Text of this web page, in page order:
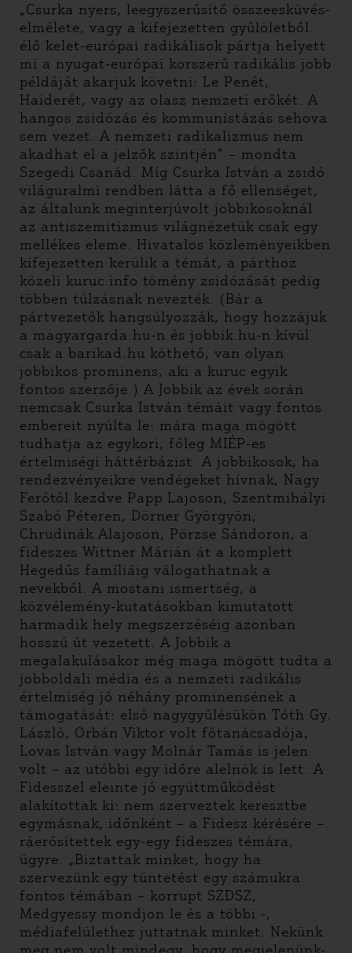
„Csurka nyers, leegyszerűsítő összeesküvés-
elmélete, vagy a kifejezetten gyűlöletből
élő kelet-európai radikálisok pártja helyett
mi a nyugat-európai korszerű radikális jobb
példáját akarjuk követni: Le Penét,
Haiderét, vagy az olasz nemzeti erőkét. A
hangos zsidózás és kommunistázás sehova
sem vezet. A nemzeti radikalizmus nem
akadhat el a jelzők szintjén” – mondta
Szegedi Csanád. Míg Csurka István a zsidó
világuralmi rendben látta a fő ellenséget,
az általunk meginterjúvolt jobbikosoknál
az antiszemitizmus világnézetük csak egy
mellékes eleme. Hivatalos közleményeikben
kifejezetten kerülik a témát, a párthoz
közeli kuruc.info tömény zsidózását pedig
többen túlzásnak nevezték. (Bár a
pártvezetők hangsúlyozzák, hogy hozzájuk
a magyargarda.hu-n és jobbik.hu-n kívül
csak a barikad.hu köthető, van olyan
jobbikos prominens, aki a kuruc egyik
fontos szerzője.) A Jobbik az évek során
nemcsak Csurka István témáit vagy fontos
embereit nyúlta le: mára maga mögött
tudhatja az egykori, főleg MIÉP-es
értelmiségi háttérbázist. A jobbikosok, ha
rendezvényeikre vendégeket hívnak, Nagy
Ferótól kezdve Papp Lajoson, Szentmihályi
Szabó Péteren, Dörner Györgyön,
Chrudinák Alajoson, Pörzse Sándoron, a
fideszes Wittner Márián át a komplett
Hegedűs famíliáig válogathatnak a
nevekből. A mostani ismertség, a
közvélemény-kutatásokban kimutatott
harmadik hely megszerzéséig azonban
hosszú út vezetett. A Jobbik a
megalakulásakor még maga mögött tudta a
jobboldali média és a nemzeti radikális
értelmiség jó néhány prominensének a
támogatását: első nagygyűlésükön Tóth Gy.
László, Orbán Viktor volt főtanácsadója,
Lovas István vagy Molnár Tamás is jelen
volt – az utóbbi egy időre alelnök is lett. A
Fidesszel eleinte jó együttműködést
alakítottak ki: nem szerveztek keresztbe
egymásnak, időnként – a Fidesz kérésére –
ráerősítettek egy-egy fideszes témára,
ügyre. „Biztattak minket, hogy ha
szervezünk egy tüntetést egy számukra
fontos témában – korrupt SZDSZ,
Medgyessy mondjon le és a többi -,
médiafelülethez juttatnak minket. Nekünk